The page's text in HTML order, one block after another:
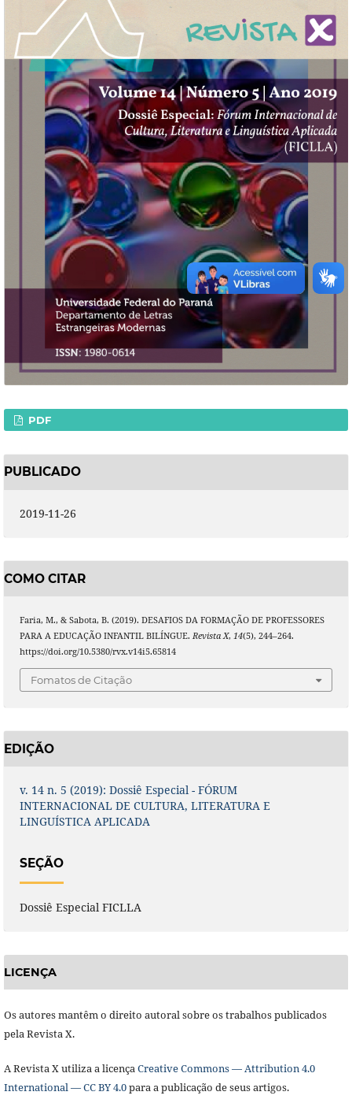
PDF
PUBLICADO
2019-11-26
COMO CITAR
Faria, M., & Sabota, B. (2019). DESAFIOS DA FORMAÇÃO DE PROFESSORES
PARA A EDUCAÇÃO INFANTIL BILÍNGUE. Revista X, 14(5), 244–264.
https://doi.org/10.5380/rvx.v14i5.65814
Fomatos de Citação
EDIÇÃO
v. 14 n. 5 (2019): Dossiê Especial - FÓRUM
INTERNACIONAL DE CULTURA, LITERATURA E
LINGUÍSTICA APLICADA
SEÇÃO
Dossiê Especial FICLLA
LICENÇA
Os autores mantêm o direito autoral sobre os trabalhos publicados
pela Revista X.
A Revista X utiliza a licençaCreative Commons — Attribution 4.0
International — CC BY 4.0para a publicação de seus artigos.